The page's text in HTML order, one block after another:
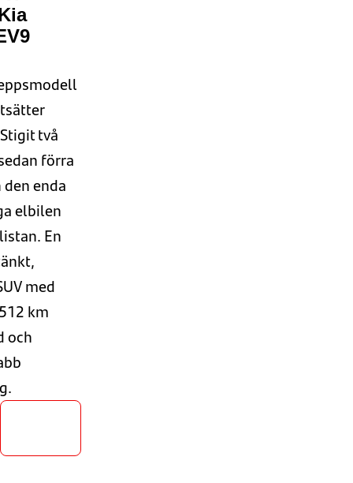
två
förra
den enda
elbilen
En
med
km
och
.